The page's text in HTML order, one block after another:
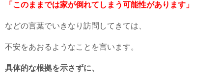
「このままでは家が倒れてしまう可能性があります」
などの言葉でいきなり訪問してきては、
不安をあおるようなことを言います。
具体的な根拠を示さずに、